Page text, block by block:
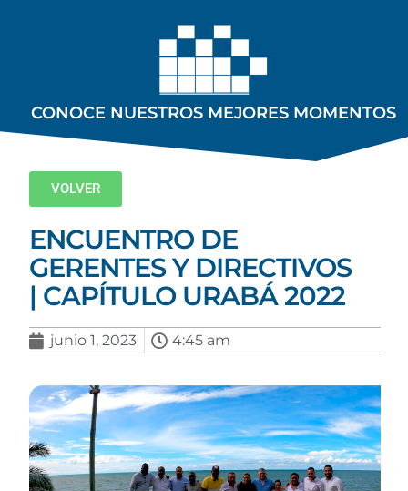
CONOCE NUESTROS MEJORES MOMENTOS
VOLVER
ENCUENTRO DE
GERENTES Y DIRECTIVOS
| CAPÍTULO URABÁ 2022
junio 1, 2023 4:45 am